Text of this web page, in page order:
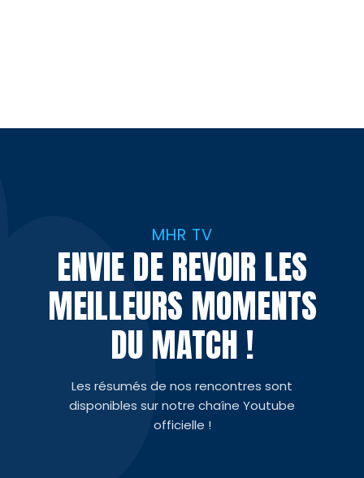
MHR TV
ENVIE DE REVOIR LES
MEILLEURS MOMENTS
DU MATCH !
Les résumés de nos rencontres sont
disponibles sur notre chaîne Youtube
officielle !